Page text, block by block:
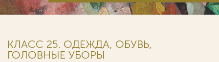
КЛАСС 25. ОДЕЖДА, ОБУВЬ,
ГОЛОВНЫЕ УБОРЫ